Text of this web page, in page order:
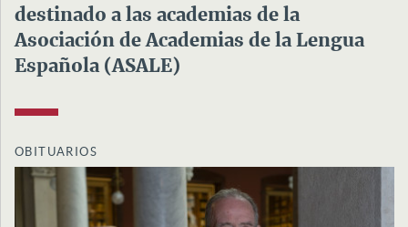
destinado a las academias de la
Asociación de Academias de la Lengua
Española (ASALE)
OBITUARIOS